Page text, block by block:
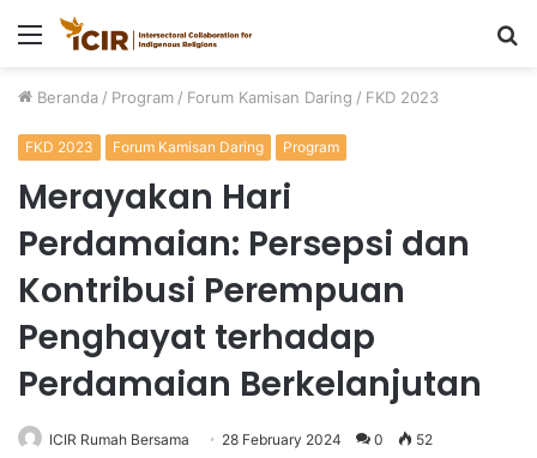
Menu
Beranda / Program / Forum Kamisan Daring / FKD 2023
FKD 2023 Forum Kamisan Daring Program
Merayakan Hari
Perdamaian: Persepsi dan
Kontribusi Perempuan
Penghayat terhadap
Perdamaian Berkelanjutan
ICIR Rumah Bersama 28 February 2024 0 52